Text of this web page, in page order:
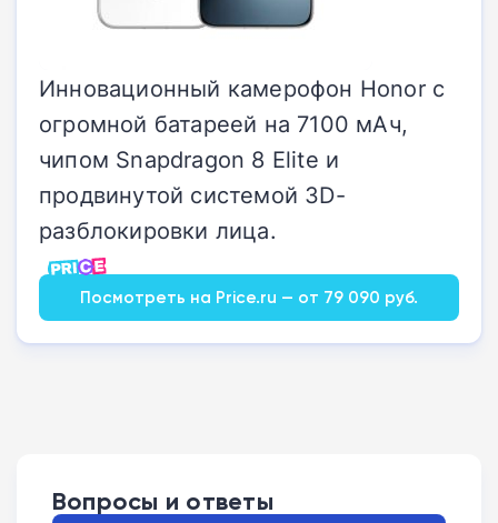
Инновационный камерофон Honor с
огромной батареей на 7100 мАч,
чипом Snapdragon 8 Elite и
продвинутой системой 3D-
разблокировки лица.
Посмотреть на Price.ru — от 79 090 руб.
Вопросы и ответы